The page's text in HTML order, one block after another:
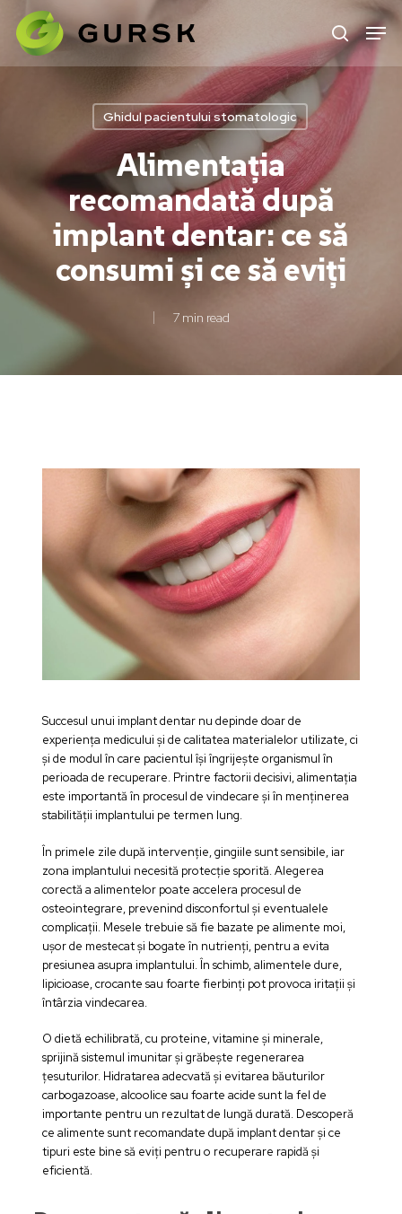
Ghidul pacientului stomatologic
Alimentația
recomandată după
implant dentar: ce să
consumi și ce să eviți
7 min read
Succesul unui implant dentar nu depinde doar de
experiența medicului și de calitatea materialelor utilizate, ci
și de modul în care pacientul își îngrijește organismul în
perioada de recuperare. Printre factorii decisivi, alimentația
este importantă în procesul de vindecare și în menținerea
stabilității implantului pe termen lung.
În primele zile după intervenție, gingiile sunt sensibile, iar
zona implantului necesită protecție sporită. Alegerea
corectă a alimentelor poate accelera procesul de
osteointegrare, prevenind disconfortul și eventualele
complicații. Mesele trebuie să fie bazate pe alimente moi,
ușor de mestecat și bogate în nutrienți, pentru a evita
presiunea asupra implantului. În schimb, alimentele dure,
lipicioase, crocante sau foarte fierbinți pot provoca iritații și
întârzia vindecarea.
O dietă echilibrată, cu proteine, vitamine și minerale,
sprijină sistemul imunitar și grăbește regenerarea
țesuturilor. Hidratarea adecvată și evitarea băuturilor
carbogazoase, alcoolice sau foarte acide sunt la fel de
importante pentru un rezultat de lungă durată. Descoperă
ce alimente sunt recomandate după implant dentar și ce
tipuri este bine să eviți pentru o recuperare rapidă și
eficientă.